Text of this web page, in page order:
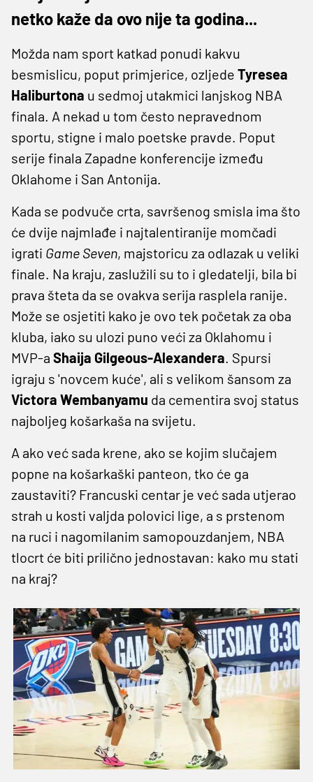
netko kaže da ovo nije ta godina...
Možda nam sport katkad ponudi kakvu
besmislicu, poput primjerice, ozljede Tyresea
Haliburtona u sedmoj utakmici lanjskog NBA
finala. A nekad u tom često nepravednom
sportu, stigne i malo poetske pravde. Poput
serije finala Zapadne konferencije između
Oklahome i San Antonija.
Kada se podvuče crta, savršenog smisla ima što
će dvije najmlađe i najtalentiranije momčadi
igrati Game Seven, majstoricu za odlazak u veliki
finale. Na kraju, zaslužili su to i gledatelji, bila bi
prava šteta da se ovakva serija rasplela ranije.
Može se osjetiti kako je ovo tek početak za oba
kluba, iako su ulozi puno veći za Oklahomu i
MVP-a Shaija Gilgeous-Alexandera. Spursi
igraju s 'novcem kuće', ali s velikom šansom za
Victora Wembanyamu da cementira svoj status
najboljeg košarkaša na svijetu.
A ako već sada krene, ako se kojim slučajem
popne na košarkaški panteon, tko će ga
zaustaviti? Francuski centar je već sada utjerao
strah u kosti valjda polovici lige, a s prstenom
na ruci i nagomilanim samopouzdanjem, NBA
tlocrt će biti prilično jednostavan: kako mu stati
na kraj?